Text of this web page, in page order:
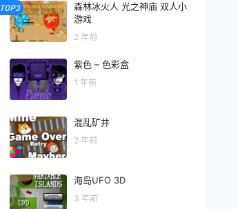
TOP3
森林冰火人 光之神庙 双人小
游戏
2 年前
紫色 – 色彩盒
1 年前
混乱矿井
2 年前
海岛UFO 3D
3 年前